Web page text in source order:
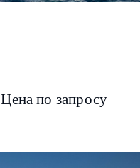
Цена по запросу